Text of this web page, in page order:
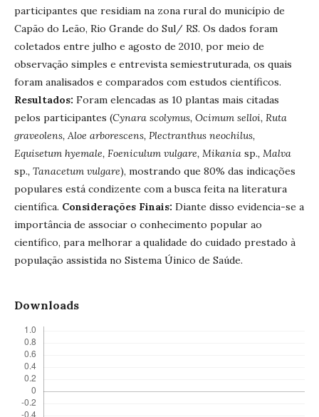
participantes que residiam na zona rural do município de
Capão do Leão, Rio Grande do Sul/ RS. Os dados foram
coletados entre julho e agosto de 2010, por meio de
observação simples e entrevista semiestruturada, os quais
foram analisados e comparados com estudos científicos.
Resultados: Foram elencadas as 10 plantas mais citadas
pelos participantes (Cynara scolymus, Ocimum selloi, Ruta
graveolens, Aloe arborescens, Plectranthus neochilus,
Equisetum hyemale, Foeniculum vulgare, Mikania sp., Malva
sp., Tanacetum vulgare), mostrando que 80% das indicações
populares está condizente com a busca feita na literatura
científica. Considerações Finais: Diante disso evidencia-se a
importância de associar o conhecimento popular ao
científico, para melhorar a qualidade do cuidado prestado à
população assistida no Sistema Úinico de Saúde.
Downloads